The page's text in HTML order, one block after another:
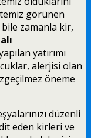
temiz görünen
zamanla kir,
yatırımı
alerjisi olan
öneme
düzenli
eden kirleri ve